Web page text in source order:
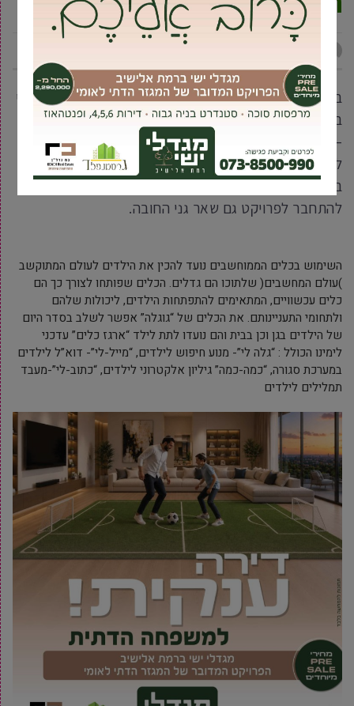
בימים אלה החלה עיריית גבעת-שמואל בקידום מיזם ייחודי
בשם גוגלה בגני החובה בעיר . כשלב א’ בפרויקט “גוגלה”
– שהינו פרויקט לתקשוב מערכת החינוך בגיל הרך במטרה
לפתח שימוש איכותי בכלים ממוחשבים אצל הילדים כבר
בגן, חוברו לפרוייקט 8 גני ילדים ובהמשך מתוכננים
להתחבר לפרויקט גם שאר גני החובה.
השימוש בכלים הממוחשבים נועד להכין את הילדים לעולם המתוקשב
)עולם המחשבים( שלתוכו הם גדלים. הכלים שפותחו לצורך כך הם
כלים עכשוויים, המתאימים להתפתחות הילדים, ליכולות שלהם
ולתחומי התעניינותם. את הכלים של “גוגלה” אפשר לשלב בסדר היום
של הילדים בגן וכן בבית והם נועדו לתת לילד “ארגז כלים” עדכני
לימינו הכולל : “גלה לי”- מנוע חיפוש לילדים, “מייל-לי”- דוא”ל לילדים
במערכת סגורה, “כמה-כמה” גיליון אלקטרוני לילדים, “כתוב-לי”-מעבד
תמלילים לילדים